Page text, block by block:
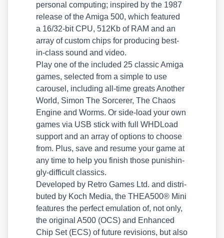
per­so­nal com­pu­ting; inspi­red by the 1987
release of the Ami­ga 500, which fea­tured
a 16/32-bit CPU, 512Kb of RAM and an
array of cus­tom chips for pro­du­cing best-
in-class sound and video.
Play one of the included 25 clas­sic Ami­ga
games, sel­ec­ted from a simp­le to use
carou­sel, inclu­ding all-time gre­ats Ano­ther
World, Simon The Sorce­rer, The Cha­os
Engi­ne and Worms. Or side-load your own
games via USB stick with full WHD­Load
sup­port and an array of opti­ons to choo­se
from. Plus, save and resu­me your game at
any time to help you finish tho­se punis­hin­
gly-dif­fi­cult clas­sics.
Deve­lo­ped by Retro Games Ltd. and dis­tri­
bu­ted by Koch Media, the THEA500® Mini
fea­tures the per­fect emu­la­ti­on of, not only,
the ori­gi­nal A500 (OCS) and Enhan­ced
Chip Set (ECS) of future revi­si­ons, but also